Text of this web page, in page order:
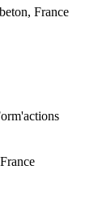
France